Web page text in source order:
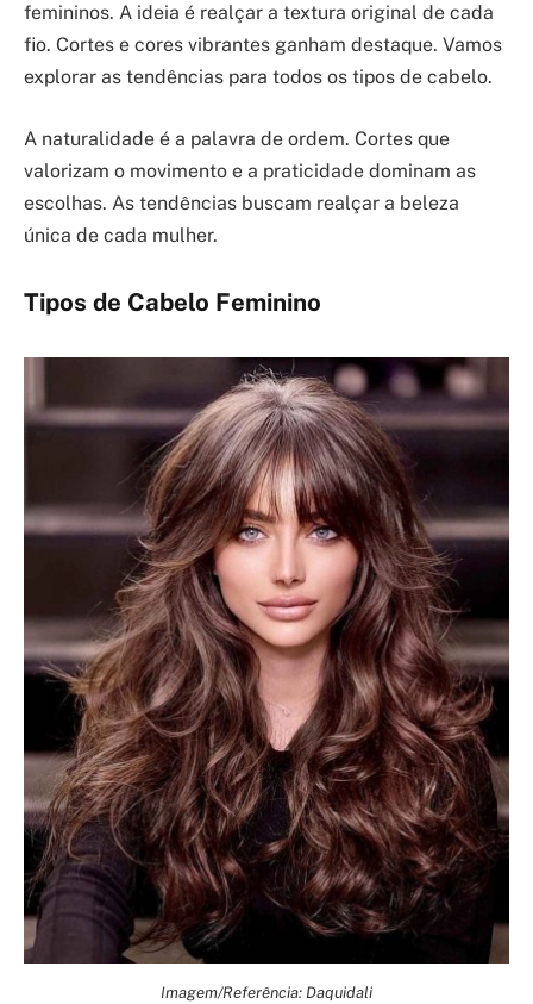
femininos. A ideia é realçar a textura original de cada
fio. Cortes e cores vibrantes ganham destaque. Vamos
explorar as tendências para todos os tipos de cabelo.
A naturalidade é a palavra de ordem. Cortes que
valorizam o movimento e a praticidade dominam as
escolhas. As tendências buscam realçar a beleza
única de cada mulher.
Tipos de Cabelo Feminino
Imagem/Referência: Daquidali